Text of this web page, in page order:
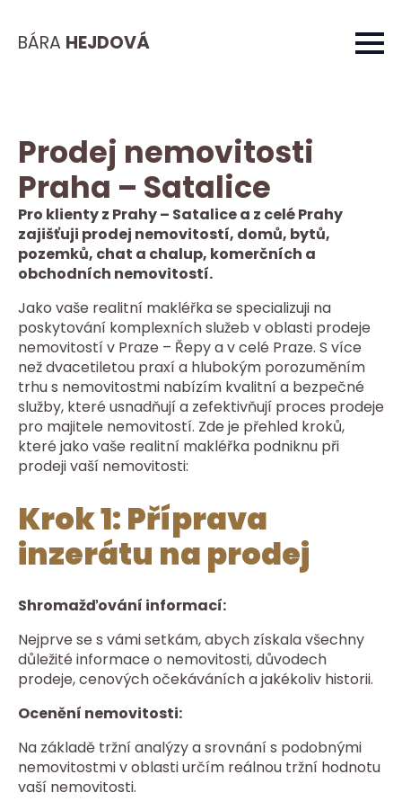
BÁRA HEJDOVÁ
Prodej nemovitosti
Praha – Satalice
Pro klienty z Prahy – Satalice a z celé Prahy
zajišťuji prodej nemovitostí, domů, bytů,
pozemků, chat a chalup, komerčních a
obchodních nemovitostí.
Jako vaše realitní makléřka se specializuji na
poskytování komplexních služeb v oblasti prodeje
nemovitostí v Praze – Řepy a v celé Praze. S více
než dvacetiletou praxí a hlubokým porozuměním
trhu s nemovitostmi nabízím kvalitní a bezpečné
služby, které usnadňují a zefektivňují proces prodeje
pro majitele nemovitostí. Zde je přehled kroků,
které jako vaše realitní makléřka podniknu při
prodeji vaší nemovitosti:
Krok 1: Příprava
inzerátu na prodej
Shromažďování informací:
Nejprve se s vámi setkám, abych získala všechny
důležité informace o nemovitosti, důvodech
prodeje, cenových očekáváních a jakékoliv historii.
Ocenění nemovitosti:
Na základě tržní analýzy a srovnání s podobnými
nemovitostmi v oblasti určím reálnou tržní hodnotu
vaší nemovitosti.